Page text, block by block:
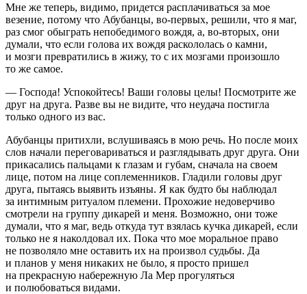
Мне же теперь, видимо, придется расплачиваться за мое
везение, потому что Абубанцы, во-первых, решили, что я маг,
раз смог обыграть непобедимого вождя, а, во-вторых, они
думали, что если голова их вождя раскололась о камни,
и мозги превратились в жижу, то с их мозгами произошло
то же самое.
— Господа! Успокойтесь! Ваши головы целы! Посмотрите же
друг на друга. Разве вы не видите, что неудача постигла
только одного из вас.
Абубанцы притихли, вслушиваясь в мою речь. Но после моих
слов начали переговариваться и разглядывать друг друга. Они
прикасались пальцами к глазам и губам, сначала на своем
лице, потом на лице соплеменников. Гладили головы друг
друга, пытаясь выявить изъяны. Я как будто бы наблюдал
за интимным ритуалом племени. Прохожие недоверчиво
смотрели на группу дикарей и меня. Возможно, они тоже
думали, что я маг, ведь откуда тут взялась кучка дикарей, если
только не я наколдовал их. Пока что мое моральное право
не позволяло мне оставить их на произвол судьбы. Да
и планов у меня никаких не было, я просто пришел
на прекрасную набережную Ла Мер прогуляться
и полюбоваться видами.